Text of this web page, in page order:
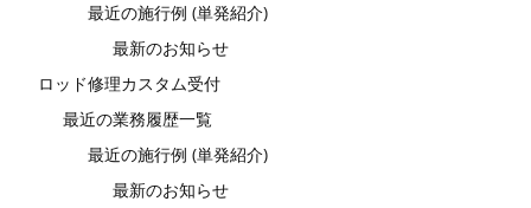
最近の施行例 (単発紹介)
最新のお知らせ
ロッド修理カスタム受付
最近の業務履歴一覧
最近の施行例 (単発紹介)
最新のお知らせ